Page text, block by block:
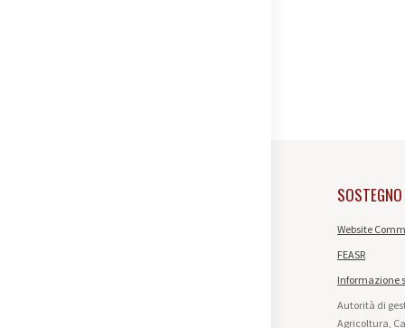
Website
FEASR
Informazione
Autorità di
Agricoltura,